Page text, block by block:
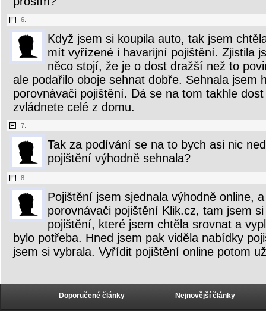
6.
Když jsem si koupila auto, tak jsem
mít vyřízené i havarijní pojištění. Zjistila
něco stojí, že je o dost dražší než to
ale podařilo oboje sehnat dobře. Sehnala jsem
porovnávači pojištění. Dá se na tom takhle
zvládnete celé z domu.
7.
Tak za podívání se na to bych asi nic
pojištění výhodně sehnala?
8.
Pojištění jsem sjednala výhodně online,
porovnávači pojištění Klik.cz, tam jsem
pojištění, které jsem chtěla srovnat a
bylo potřeba. Hned jsem pak viděla nabídky
jsem si vybrala. Vyřídit pojištění online potom
Doporučené články Nejnovější články